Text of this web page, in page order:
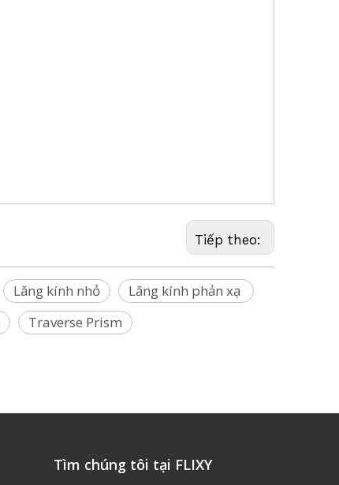
Tiếp theo:
Lăng kính nhỏ
Lăng kính phản xạ
Traverse Prism
Tìm chúng tôi tại FLIXY